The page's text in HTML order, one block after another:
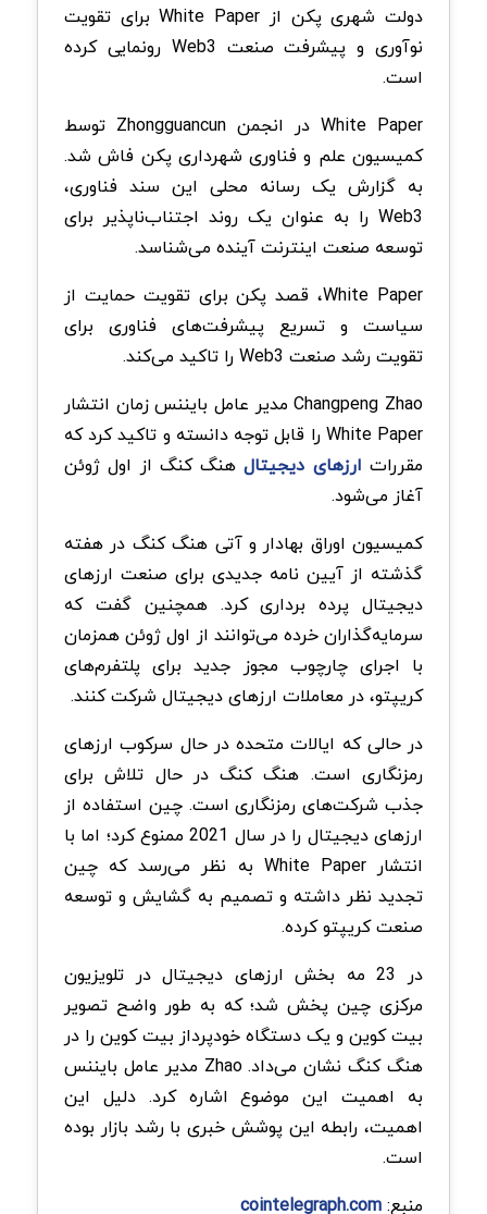
دولت شهری پکن از White Paper برای تقویت
نوآوری و پیشرفت صنعت Web3 رونمایی کرده
است.
White Paper در انجمن Zhongguancun توسط
کمیسیون علم و فناوری شهرداری پکن فاش شد.
به گزارش یک رسانه محلی این سند فناوری،
Web3 را به عنوان یک روند اجتناب‌ناپذیر برای
توسعه صنعت اینترنت آینده می‌شناسد.
White Paper، قصد پکن برای تقویت حمایت از
سیاست و تسریع پیشرفت‌های فناوری برای
تقویت رشد صنعت Web3 را تاکید می‌کند.
Changpeng Zhao مدیر عامل بایننس زمان انتشار
White Paper را قابل توجه دانسته و تاکید کرد که
مقررات ارزهای دیجیتالهنگ کنگ از اول ژوئن
آغاز می‌شود.
کمیسیون اوراق بهادار و آتی هنگ کنگ در هفته
گذشته از آیین نامه جدیدی برای صنعت ارزهای
دیجیتال پرده برداری کرد. همچنین گفت که
سرمایه‌گذاران خرده می‌توانند از اول ژوئن همزمان
با اجرای چارچوب مجوز جدید برای پلتفرم‌های
کریپتو، در معاملات ارزهای دیجیتال شرکت کنند.
در حالی که ایالات متحده در حال سرکوب ارزهای
رمزنگاری است. هنگ کنگ در حال تلاش برای
جذب شرکت‌های رمزنگاری است. چین استفاده از
ارزهای دیجیتال را در سال 2021 ممنوع کرد؛ اما با
انتشار White Paper به نظر می‌رسد که چین
تجدید نظر داشته و تصمیم به گشایش و توسعه
صنعت کریپتو کرده.
در 23 مه بخش ارزهای دیجیتال در تلویزیون
مرکزی چین پخش شد؛ که به طور واضح تصویر
بیت کوین و یک دستگاه خودپرداز بیت کوین را در
هنگ کنگ نشان می‌داد. Zhao مدیر عامل بایننس
به اهمیت این موضوع اشاره کرد. دلیل این
اهمیت، رابطه این پوشش خبری با رشد بازار بوده
است.
منبع:cointelegraph.com